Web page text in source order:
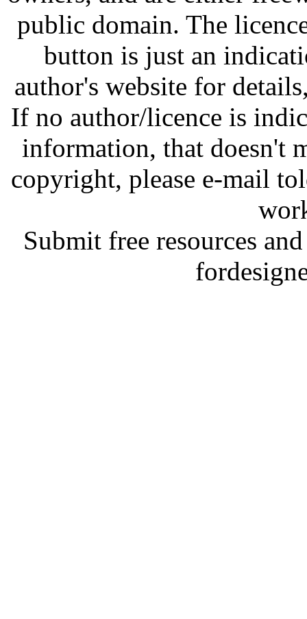
public domain. The
button is just an
author's website for
If no author/licence is
information, that doesn't
copyright, please e-mail
Submit free resources